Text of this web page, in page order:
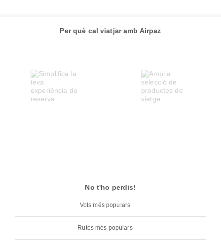
Per què cal viatjar amb Airpaz
No t'ho perdis!
Vols més populars
Rutes més populars